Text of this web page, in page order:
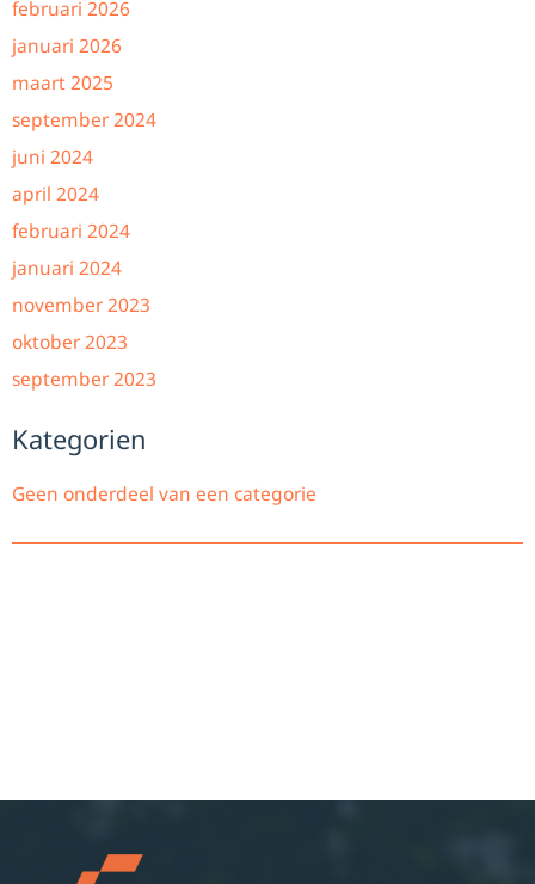
februari 2026
januari 2026
maart 2025
september 2024
juni 2024
april 2024
februari 2024
januari 2024
november 2023
oktober 2023
september 2023
Kategorien
Geen onderdeel van een categorie